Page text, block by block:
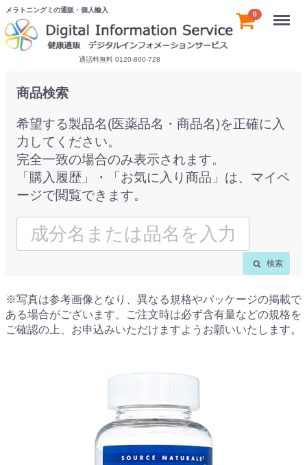
メラトニングミの通販・個人輸入
通話料無料 0120-800-728
0 Menu
商品検索
希望する製品名(医薬品名・商品名)を正確に入
力してください。
完全一致の場合のみ表示されます。
「購入履歴」・「お気に入り商品」は、マイペ
ージで閲覧できます。
検索
※写真は参考画像となり、異なる規格やパッケージの掲載で
ある場合がございます。ご注文時は必ず含有量などの規格を
ご確認の上、お申込みいただけますようお願いいたします。